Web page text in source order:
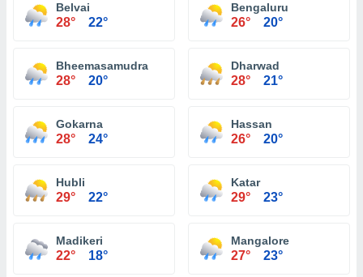
Belvai
28° 22°
Bengaluru
26° 20°
Bheemasamudra
28° 20°
Dharwad
28° 21°
Gokarna
28° 24°
Hassan
26° 20°
Hubli
29° 22°
Katar
29° 23°
Madikeri
22° 18°
Mangalore
27° 23°